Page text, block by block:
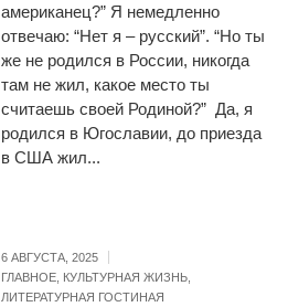
американец?” Я немедленно
отвечаю: “Нет я – русский”. “Но ты
же не родился в России, никогда
там не жил, какое место ты
считаешь своей Родиной?” Да, я
родился в Югославии, до приезда
в США жил...
6 АВГУСТА, 2025
ГЛАВНОЕ КУЛЬТУРНАЯ ЖИЗНЬ
ЛИТЕРАТУРНАЯ ГОСТИНАЯ